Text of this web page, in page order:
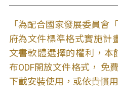
「為配合國家發展委員會
府為文件標準格式實施計
文書軟體選擇的權利，本
布ODF開放文件格式， 免
下載安裝使用，或依貴慣